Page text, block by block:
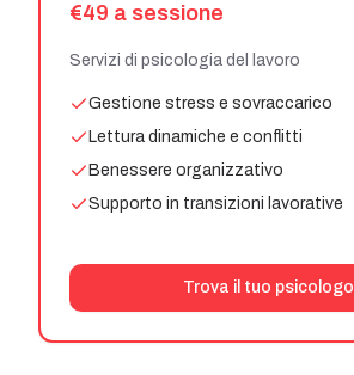
€49 a sessione
Servizi di psicologia del lavoro
Gestione stress e sovraccarico
Lettura dinamiche e conflitti
Benessere organizzativo
Supporto in transizioni lavorative
Trova il tuo psicologo